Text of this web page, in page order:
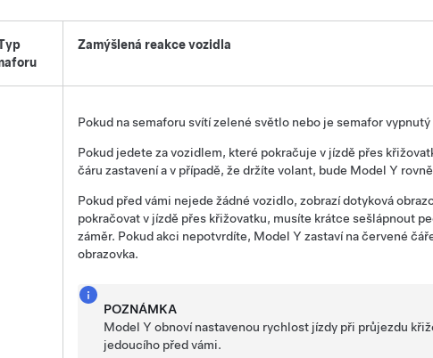
Zamýšlená reakce vozidla
Pokud na semaforu svítí zelené světlo nebo je semafor
Pokud jedete za vozidlem, které pokračuje v jízdě přes
čáru zastavení a v případě, že držíte volant, bude Model Y
Pokud před vámi nejede žádné vozidlo, zobrazídotyková
pokračovat v jízdě přes křižovatku, musíte krátce sešlápnout
záměr. Pokud akci nepotvrdíte, Model Y zastaví na červené
obrazovka.
POZNÁMKA
Model Y obnoví nastavenou rychlost jízdy při průjezdu
jedoucího před vámi.